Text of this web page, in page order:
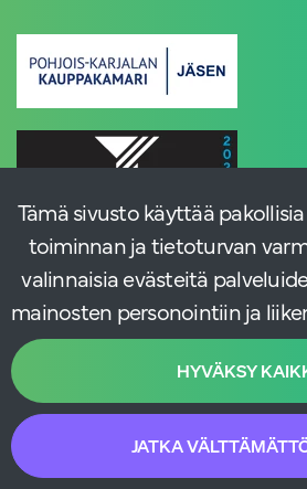
Tämä sivusto käyttää
toiminnan ja tietoturvan
valinnaisia evästeitä
mainosten personointiin ja
HYVÄKSY
JATKA